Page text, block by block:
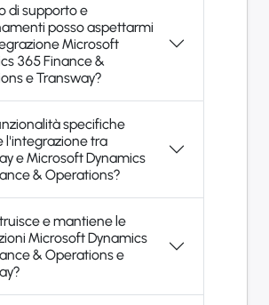
di supporto e
posso aspettarmi
Microsoft
365 Finance &
e Transway?
specifiche
l'integrazione tra
e Microsoft Dynamics
& Operations?
e mantiene le
Microsoft Dynamics
& Operations e